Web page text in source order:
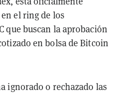
el ring de los
que buscan la aprobación
en bolsa de Bitcoin
ignorado o rechazado las